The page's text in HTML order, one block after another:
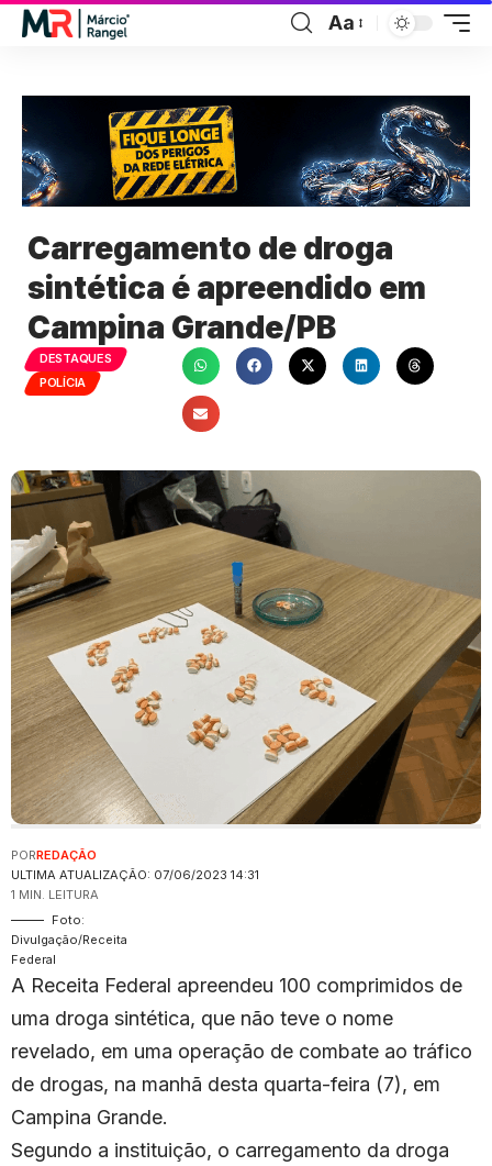
Aa
Carregamento de droga
sintética é apreendido em
Campina Grande/PB
DESTAQUES
POLÍCIA
ULTIMA ATUALIZAÇÃO: 07/06/2023 14:31
PORREDAÇÃO
1 MIN. LEITURA
Foto:
Divulgação/Receita
Federal
A Receita Federal apreendeu 100 comprimidos de
uma droga sintética, que não teve o nome
revelado, em uma operação de combate ao tráfico
de drogas, na manhã desta quarta-feira (7), em
Campina Grande.
Segundo a instituição, o carregamento da droga